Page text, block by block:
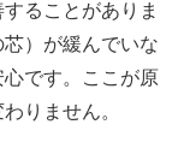
ることがありま
）が緩んでいな
です。ここが原
りません。